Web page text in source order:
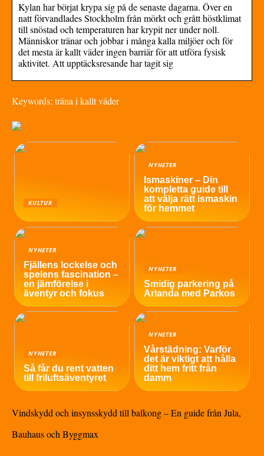
Kylan har börjat krypa sig på de senaste dagarna. Över en
natt förvandlades Stockholm från mörkt och grått höstklimat
till snöstad och temperaturen har krypit ner under noll.
Människor tränar och jobbar i många kalla miljöer och för
det mesta är kallt väder ingen barriär för att utföra fysisk
aktivitet. Att upptäcksresande har tagit sig
Keywords: träna i kallt väder
KULTUR
NYHETER
Ismaskiner – Din
kompletta guide till
att välja rätt ismaskin
för hemmet
NYHETER
Fjällens lockelse och
spelens fascination –
en jämförelse i
äventyr och fokus
NYHETER
Smidig parkering på
Arlanda med Parkos
NYHETER
Så får du rent vatten
till friluftsäventyret
NYHETER
Vårstädning: Varför
det är viktigt att hålla
ditt hem fritt från
damm
Vindskydd och insynsskydd till balkong – En guide från Jula,
Bauhaus och Byggmax